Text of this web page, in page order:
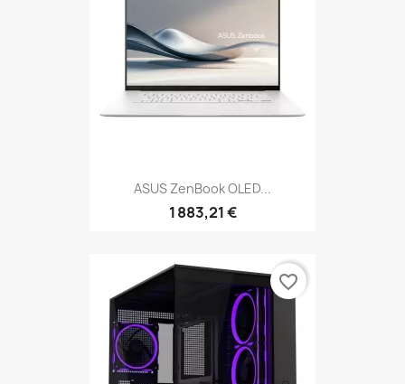
ASUS ZenBook OLED...
1 883,21 €
favorite_border